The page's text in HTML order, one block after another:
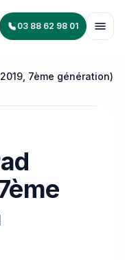
03 88 62 98 01
7ème génération)